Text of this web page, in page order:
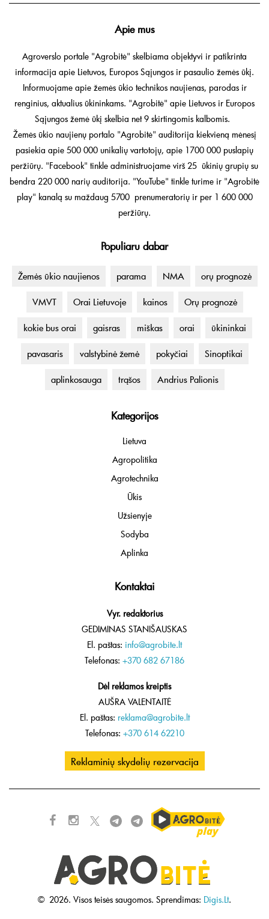
Apie mus
Agroverslo portale "Agrobitė" skelbiama objektyvi ir patikrinta
informacija apie Lietuvos, Europos Sąjungos ir pasaulio žemės ūkį.
Informuojame apie žemės ūkio technikos naujienas, parodas ir
renginius, aktualius ūkininkams. "Agrobitė" apie Lietuvos ir Europos
Sąjungos žemė ūkį skelbia net 9 skirtingomis kalbomis.
Žemės ūkio naujienų portalo "Agrobitė" auditorija kiekvieną mėnesį
pasiekia apie 500 000 unikalių vartotojų, apie 1700 000 puslapių
peržiūrų. "Facebook" tinkle administruojame virš 25 ūkinių grupių su
bendra 220 000 narių auditorija. "YouTube" tinkle turime ir "Agrobitė
play" kanalą su maždaug 5700 prenumeratorių ir per 1 600 000
peržiūrų.
Populiaru dabar
Žemės ūkio naujienos parama NMA orų prognozė
VMVT Orai Lietuvoje kainos Orų prognozė
kokie bus orai gaisras miškas orai ūkininkai
pavasaris valstybinė žemė pokyčiai Sinoptikai
aplinkosauga trąšos Andrius Palionis
Kategorijos
Lietuva
Agropolitika
Agrotechnika
Ūkis
Užsienyje
Sodyba
Aplinka
Kontaktai
Vyr. redaktorius
GEDIMINAS STANIŠAUSKAS
El. paštas: info@agrobite.lt
Telefonas: +370 682 67186
Dėl reklamos kreiptis
AUŠRA VALENTAITĖ
El. paštas: reklama@agrobite.lt
Telefonas: +370 614 62210
Reklaminių skydelių rezervacija
© 2026. Visos teisės saugomos. Sprendimas: Digis.Lt.